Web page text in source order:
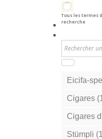
Tous les termes
recherche
Eicifa-
Cigares
Cigares
Stümpli